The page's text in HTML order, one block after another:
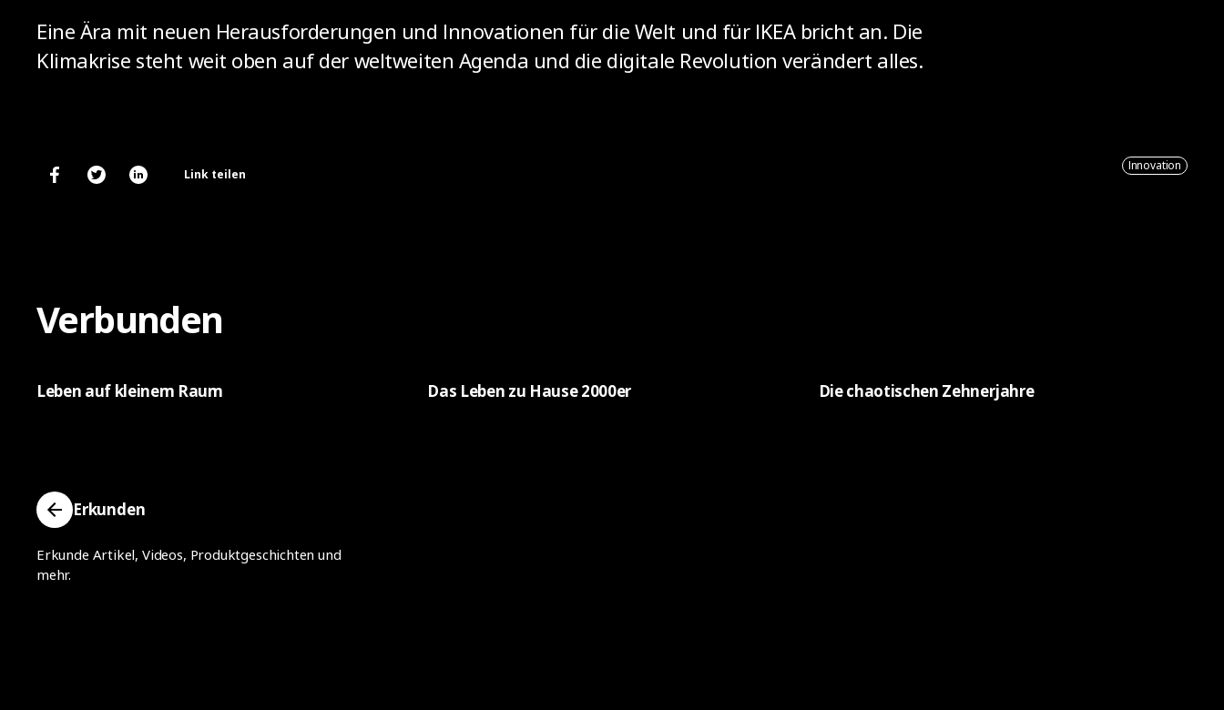
Eine Ära mit neuen Herausforderungen und Innovationen für die Welt und für IKEA bricht an. Die
Klimakrise steht weit oben auf der weltweiten Agenda und die digitale Revolution verändert alles.
Link teilen
Innovation
Verbunden
Leben auf kleinem Raum Das Leben zu Hause 2000er Die chaotischen Zehnerjahre
Erkunden
Erkunde Artikel, Videos, Produktgeschichten und
mehr.